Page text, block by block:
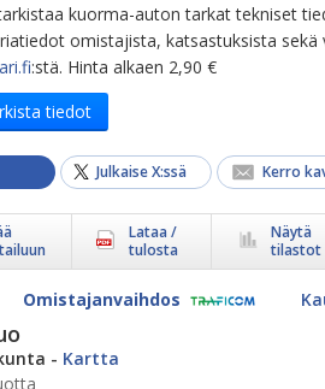
kuorma-auton tarkat tekniset
omistajista, katsastuksista sekä
:stä. Hinta alkaen 2,90 €
tiedot
Julkaise X:ssä Kerro
Lataa /
tulosta
Näytä
tilastot
Omistajanvaihdos
- Kartta